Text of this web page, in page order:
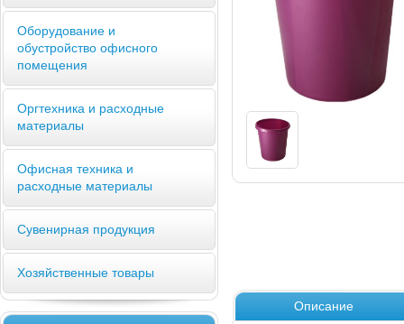
Оборудование и
обустройство офисного
помещения
Оргтехника и расходные
материалы
Офисная техника и
расходные материалы
Сувенирная продукция
Хозяйственные товары
Описание